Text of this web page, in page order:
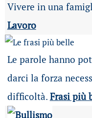
Vivere in una
Lavoro
Le parole hanno
darci la forza
difficoltà. Frasi più